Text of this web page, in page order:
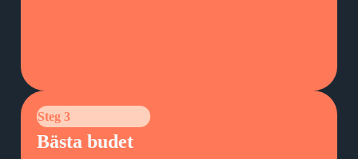
Steg 3
Bästa budet